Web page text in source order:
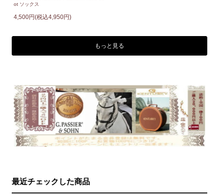
ot ソックス
4,500円(税込4,950円)
もっと見る
最近チェックした商品